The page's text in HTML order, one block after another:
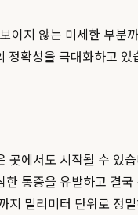
지 않는 미세한 부
확성을 극대화하고 있
에서도 시작될 수
통증을 유발하고
밀리미터 단위로